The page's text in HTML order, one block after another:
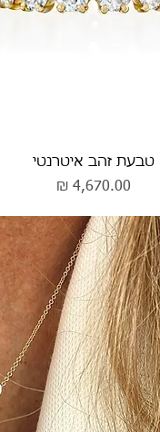
תצוגה מהירה
טבעת זהב איטרנטי
מחיר